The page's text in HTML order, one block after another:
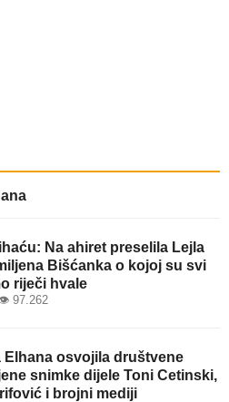
Na ahiret preselila Lejla
Bišćanka o kojoj su svi
riječi hvale
97.262
Elhana osvojila društvene
snimke dijele Toni Cetinski,
i brojni mediji